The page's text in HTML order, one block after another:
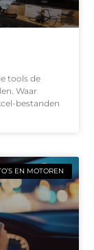
tools de
Waar
bestanden
EN MOTOREN